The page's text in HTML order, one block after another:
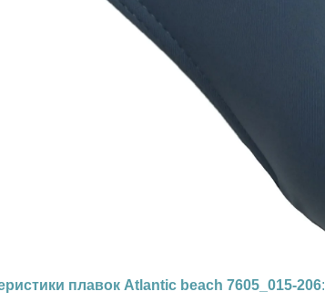
плавок Atlantic beach 7605_015-206: